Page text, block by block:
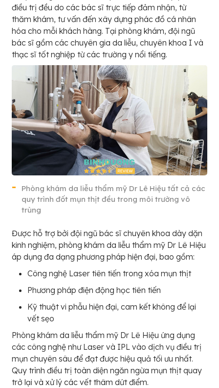
điều trị đều do các bác sĩ trực tiếp đảm nhận, từ
thăm khám, tư vấn đến xây dựng phác đồ cá nhân
hóa cho mỗi khách hàng. Tại phòng khám, đội ngũ
bác sĩ gồm các chuyên gia da liễu, chuyên khoa I và
thạc sĩ tốt nghiệp từ các trường y nổi tiếng.
Phòng khám da liễu thẩm mỹ Dr Lê Hiệu tất cả các
quy trình đốt mụn thịt đều trong môi trường vô
trùng
Được hỗ trợ bởi đội ngũ bác sĩ chuyên khoa dày dặn
kinh nghiệm, phòng khám da liễu thẩm mỹ Dr Lê Hiệu
áp dụng đa dạng phương pháp hiện đại, bao gồm:
Công nghệ Laser tiên tiến trong xóa mụn thịt
Phương pháp điện động học tiên tiến
Kỹ thuật vi phẫu hiện đại, cam kết không để lại
vết sẹo
Phòng khám da liễu thẩm mỹ Dr Lê Hiệu ứng dụng
các công nghệ như Laser và IPL vào dịch vụ điều trị
mụn chuyên sâu để đạt được hiệu quả tối ưu nhất.
Quy trình điều trị toàn diện ngăn ngừa mụn thịt quay
trở lại và xử lý các vết thâm dứt điểm.